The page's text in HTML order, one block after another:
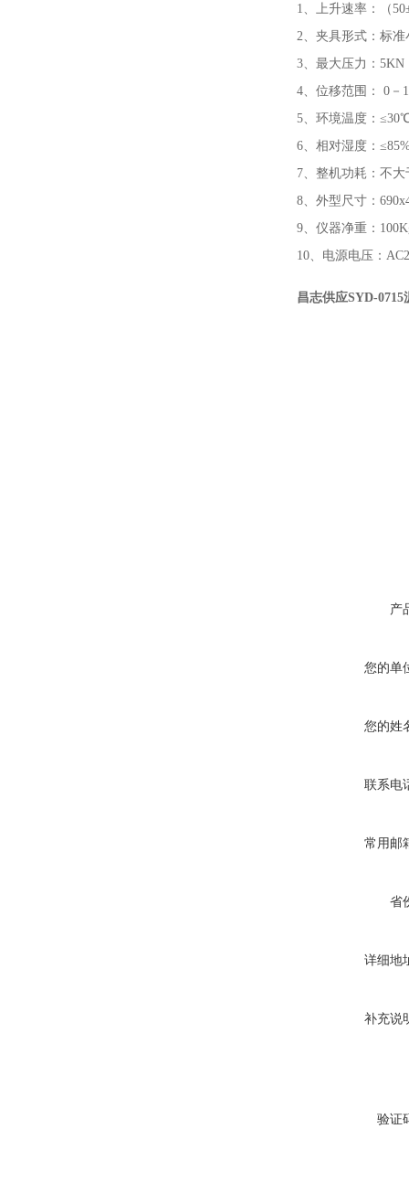
1、上升速率：（
2、夹具形式：标准
3、最大压力：
4、位移范围： 0－
5、环境温度：
6、相对湿度：
7、整机功耗：不大
8、外型尺寸：
9、仪器净重：
10、电源电压：
昌志供应SYD-
产
您的单
您的姓
联系电
常用邮
省
详细地
补充说
验证